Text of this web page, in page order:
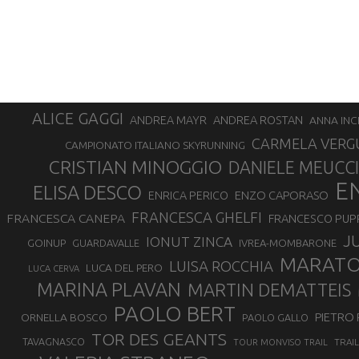
ALICE GAGGI ANDREA MAYR ANDREA ROSTAN ANNA
CAMPIONATO ITALIANO SKYRUNNING CARMELA
CRISTIAN MINOGGIO DANIELE MEUCCI
ELISA DESCO ENRICA PERICO ENZO CAPORASO
FRANCESCA CANEPA FRANCESCA GHELFI FRANCESCO
GOINUP GUARDAVALLE IONUT ZINCA IVREA-MOMBARONE
LUCA CERVA LUCA DEL PERO LUISA ROCCHIA
MARINA PLAVAN MARTIN DEMATTEIS
ORNELLA BOSCO PAOLO BERT PAOLO GALLO PIETRO
TAVAGNASCO TOR DES GEANTS TOUR MONVISO TRAIL